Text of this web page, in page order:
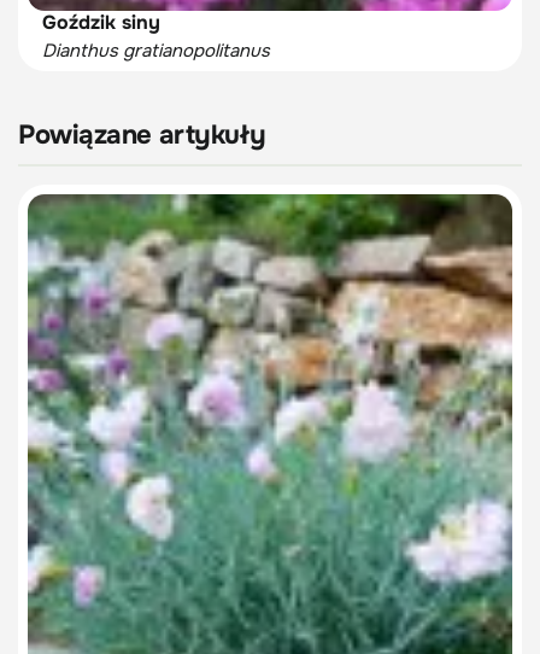
Goździk siny
Dianthus gratianopolitanus
Powiązane artykuły